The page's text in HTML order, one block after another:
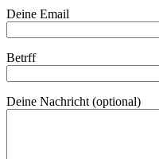
Deine Email
Betrff
Deine Nachricht (optional)